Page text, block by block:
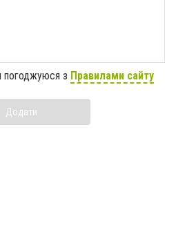
погоджуюся з Правилами сайту
Додати